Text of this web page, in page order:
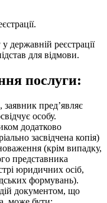
державній реєстрації
для відмови.
послуги:
пред’являє
особу.
додатково
засвідчена копія)
(крім випадку,
представника
юридичних осіб,
формувань).
документом, що